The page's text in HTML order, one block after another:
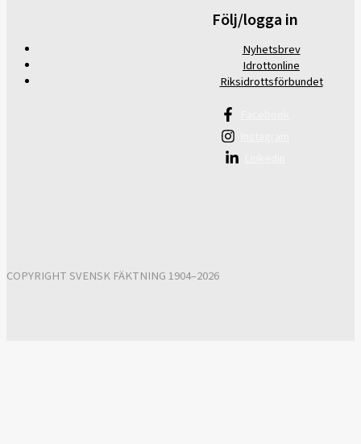
Följ/logga in
Nyhetsbrev
Idrottonline
Riksidrottsförbundet
COPYRIGHT SVENSK FÄKTNING 1904–2026